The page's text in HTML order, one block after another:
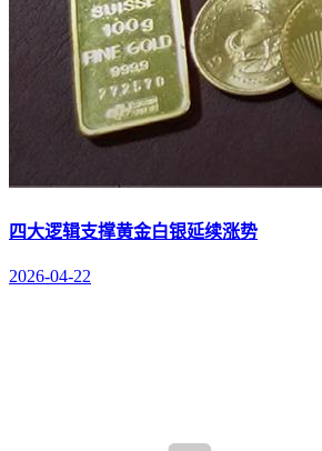
四大逻辑支撑黄金白银延续涨势
2026-04-22